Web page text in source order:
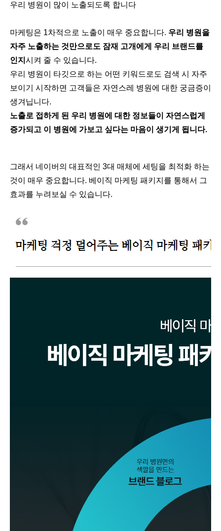
우리 병원이 많이 노출되도록 합니다
마케팅은 1차적으로 노출이 매우 중요합니다. 우리 병원을
자주 노출하는 것만으로도 잠재 고개에게 우리 브랜드를
인지 시켜 줄 수 있습니다.
우리 병원이 타깃으로 하는 어떤 키워드로도 검색 시 자주
보이기 시작하면 고객들은 자연스레 병원에 대한 궁금증이
생겨닙니다.
노출로 접하게 된 우리 병원에 대한 정보들이 자연스럽게
증가되고 이 병원에 가보고 싶다는 마음이 생기게 됩니다.
그래서 네이버의 대표적인 3대 매체에 세팅을 최적화 하는
것이 매우 중요합니다. 베이직 마케팅 패키지를 통해서 그
효과를 누려보실 수 있습니다.